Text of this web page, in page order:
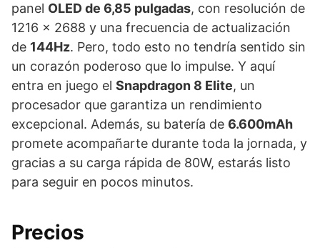
panel OLED de 6,85 pulgadas, con resolución de
1216 x 2688 y una frecuencia de actualización
de 144Hz. Pero, todo esto no tendría sentido sin
un corazón poderoso que lo impulse. Y aquí
entra en juego el Snapdragon 8 Elite, un
procesador que garantiza un rendimiento
excepcional. Además, su batería de 6.600mAh
promete acompañarte durante toda la jornada, y
gracias a su carga rápida de 80W, estarás listo
para seguir en pocos minutos.
Precios